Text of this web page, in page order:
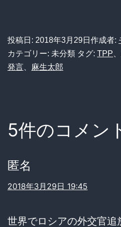
投稿日: 2018年3月29日 作成者:
カテゴリー: 未分類 タグ: TPP
発言
麻生太郎
5件のコメン
匿名
2018年3月29日 19:45
世界でロシアの外交官追